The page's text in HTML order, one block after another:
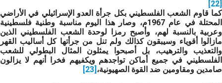
كما قاوم الشعب الفلسطيني بكل جرأة العدو الإسرائيلي في الأراضي
المحتلة في عام 1967م، وصار هذا اليوم مناسبة وطنية فلسطينية
وعربية بالنسبة لهم، وأصبح رمزا لوحدة الشعب الفلسطيني الذين
مازالوا أقوياء وسيبقون كذالك ولم تنل من جرأتها كل أساليب القهر
والتعذيب والترهيب، بل أصبحوا يمثلون المثال البطولي للشعب
الفلسطيني في جميع أماكن تواجدهم ويكفيهم فخرا أنهم لا يزالون
صامدين ومقاومين ضد القوة الصهيونية،